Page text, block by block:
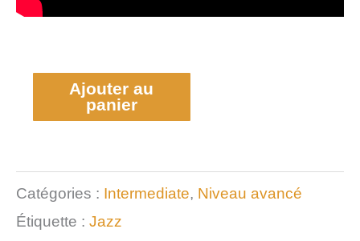
Ajouter au
panier
Catégories : Intermediate, Niveau avancé
Étiquette : Jazz